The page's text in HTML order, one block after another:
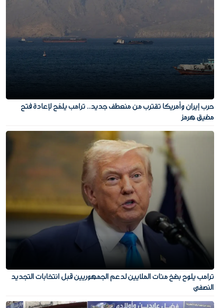
حرب إيران وأمريكا تقترب من منعطف جديد.. ترامب يلمّح لإعادة فتح
مضيق هرمز
ترامب يلوح بضخ مئات الملايين لدعم الجمهوريين قبل انتخابات التجديد
النصفي